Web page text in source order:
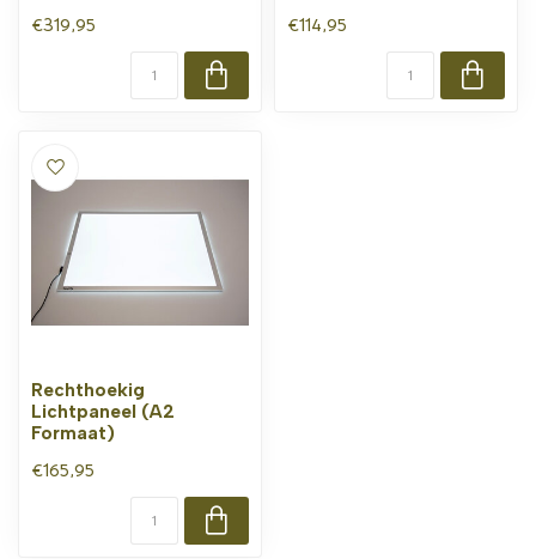
€319,95
€114,95
Rechthoekig
Lichtpaneel (A2
Formaat)
€165,95